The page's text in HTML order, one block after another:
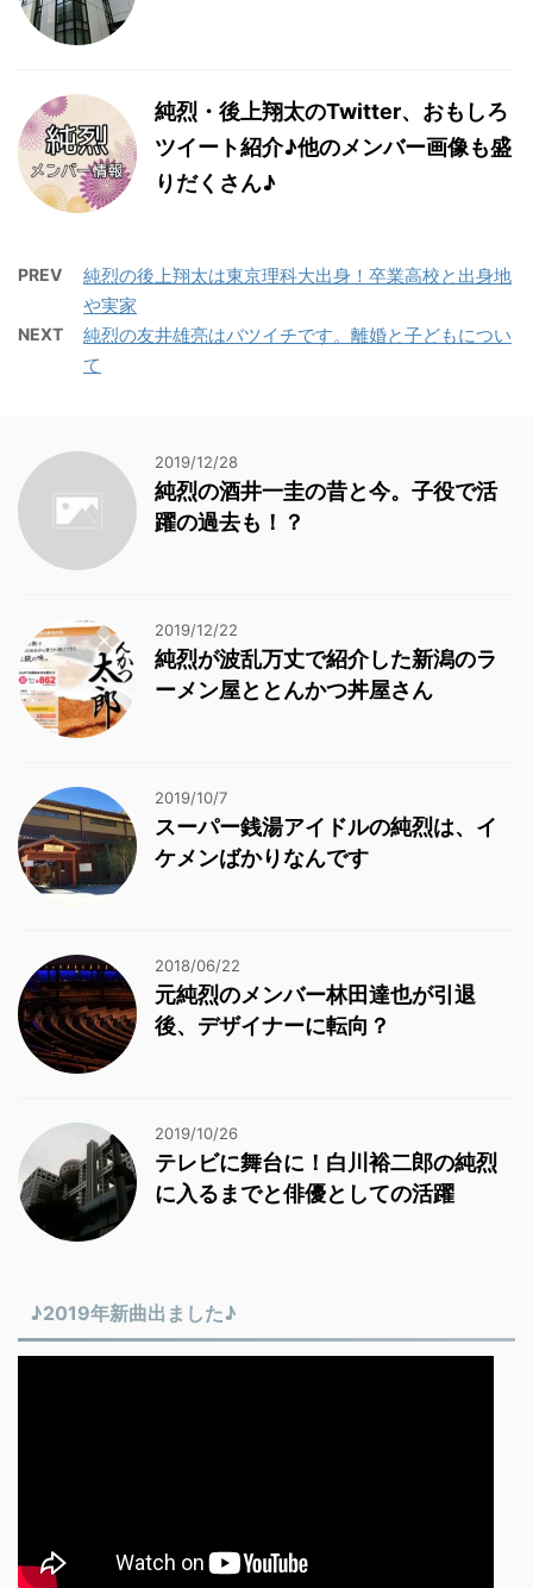
純烈・後上翔太のTwitter、おもしろ
ツイート紹介♪他のメンバー画像も盛
りだくさん♪
PREV
純烈の後上翔太は東京理科大出身！卒業高校と出身地
や実家
NEXT
純烈の友井雄亮はバツイチです。離婚と子どもについ
て
2019/12/28
純烈の酒井一圭の昔と今。子役で活
躍の過去も！？
2019/12/22
純烈が波乱万丈で紹介した新潟のラ
ーメン屋ととんかつ丼屋さん
2019/10/7
スーパー銭湯アイドルの純烈は、イ
ケメンばかりなんです
2018/06/22
元純烈のメンバー林田達也が引退
後、デザイナーに転向？
2019/10/26
テレビに舞台に！白川裕二郎の純烈
に入るまでと俳優としての活躍
♪2019年新曲出ました♪